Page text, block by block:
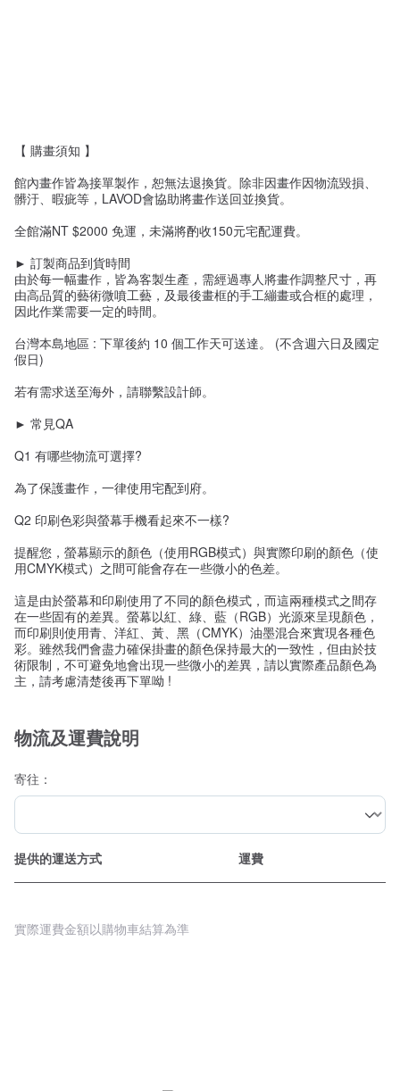
【 購畫須知 】
館內畫作皆為接單製作，恕無法退換貨。除非因畫作因物流毀損、
髒汙、暇疵等，LAVOD會協助將畫作送回並換貨。
全館滿NT $2000 免運，未滿將酌收150元宅配運費。
► 訂製商品到貨時間
由於每一幅畫作，皆為客製生產，需經過專人將畫作調整尺寸，再
由高品質的藝術微噴工藝，及最後畫框的手工繃畫或合框的處理，
因此作業需要一定的時間。
台灣本島地區 : 下單後約 10 個工作天可送達。 (不含週六日及國定
假日)
若有需求送至海外，請聯繫設計師。
► 常見QA
Q1 有哪些物流可選擇?
為了保護畫作，一律使用宅配到府。
Q2 印刷色彩與螢幕手機看起來不一樣?
提醒您，螢幕顯示的顏色（使用RGB模式）與實際印刷的顏色（使
用CMYK模式）之間可能會存在一些微小的色差。
這是由於螢幕和印刷使用了不同的顏色模式，而這兩種模式之間存
在一些固有的差異。螢幕以紅、綠、藍（RGB）光源來呈現顏色，
而印刷則使用青、洋紅、黃、黑（CMYK）油墨混合來實現各種色
彩。雖然我們會盡力確保掛畫的顏色保持最大的一致性，但由於技
術限制，不可避免地會出現一些微小的差異，請以實際產品顏色為
主，請考慮清楚後再下單呦 !
物流及運費說明
寄往：
提供的運送方式 運費
實際運費金額以購物車結算為準